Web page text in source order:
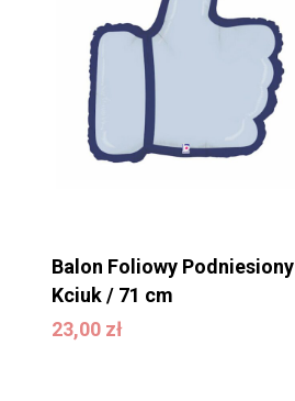
Balon Foliowy Podniesiony
Kciuk / 71 cm
23,00 zł
23,00zł